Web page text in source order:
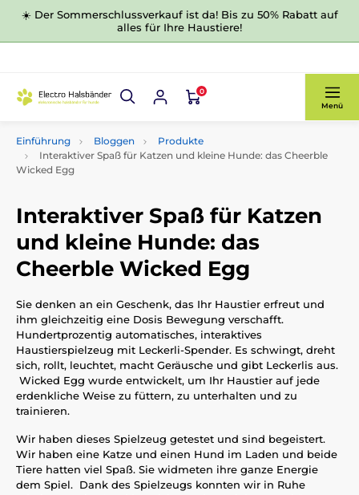
☀️ Der Sommerschlussverkauf ist da! Bis zu 50% Rabatt auf
alles für Ihre Haustiere!
0
Menü
Einführung Bloggen
Produkte
Interaktiver Spaß für Katzen und kleine Hunde: das Cheerble
Wicked Egg
Interaktiver Spaß für Katzen
und kleine Hunde: das
Cheerble Wicked Egg
Sie denken an ein Geschenk, das Ihr Haustier erfreut und
ihm gleichzeitig eine Dosis Bewegung verschafft.
Hundertprozentig automatisches, interaktives
Haustierspielzeug mit Leckerli-Spender. Es schwingt, dreht
sich, rollt, leuchtet, macht Geräusche und gibt Leckerlis aus.
Wicked Egg wurde entwickelt, um Ihr Haustier auf jede
erdenkliche Weise zu füttern, zu unterhalten und zu
trainieren.
Wir haben dieses Spielzeug getestet und sind begeistert.
Wir haben eine Katze und einen Hund im Laden und beide
Tiere hatten viel Spaß. Sie widmeten ihre ganze Energie
dem Spiel. Dank des Spielzeugs konnten wir in Ruhe